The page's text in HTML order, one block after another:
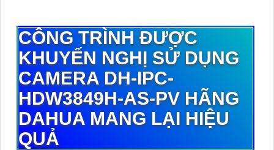
CÔNG TRÌNH ĐƯỢC
KHUYẾN NGHỊ SỬ DỤNG
CAMERA DH-IPC-
HDW3849H-AS-PV HÃNG
DAHUA MANG LẠI HIỆU
QUẢ